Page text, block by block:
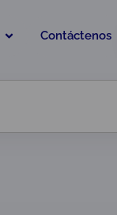
Contáctenos